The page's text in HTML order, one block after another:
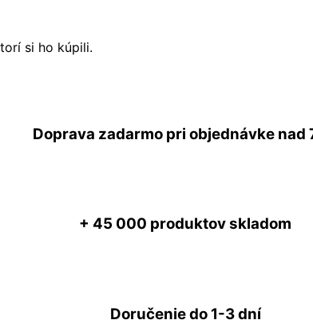
si ho kúpili.
Doprava zadarmo pri objednávke nad
+ 45 000 produktov skladom
Doručenie do1-3 dní